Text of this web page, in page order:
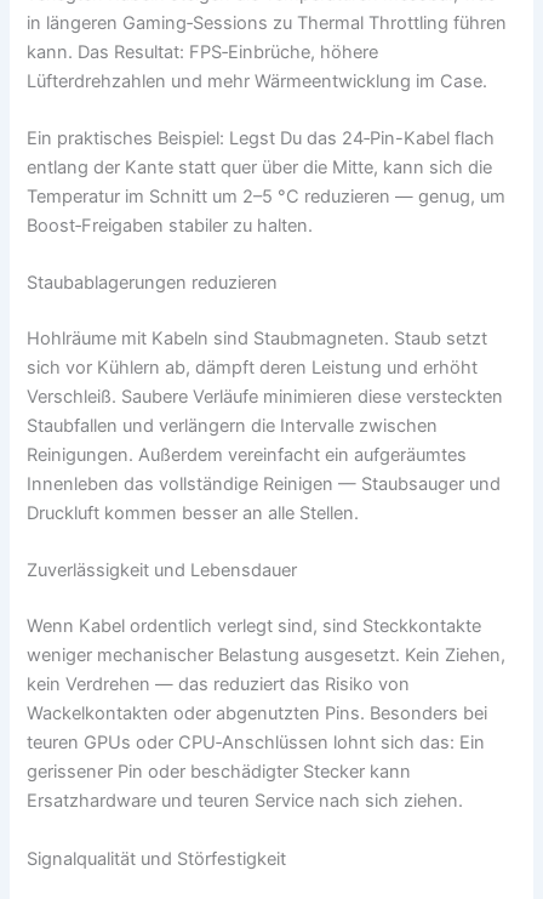
in längeren Gaming‑Sessions zu Thermal Throttling führen
kann. Das Resultat: FPS‑Einbrüche, höhere
Lüfterdrehzahlen und mehr Wärmeentwicklung im Case.
Ein praktisches Beispiel: Legst Du das 24‑Pin-Kabel flach
entlang der Kante statt quer über die Mitte, kann sich die
Temperatur im Schnitt um 2–5 °C reduzieren — genug, um
Boost‑Freigaben stabiler zu halten.
Staubablagerungen reduzieren
Hohlräume mit Kabeln sind Staubmagneten. Staub setzt
sich vor Kühlern ab, dämpft deren Leistung und erhöht
Verschleiß. Saubere Verläufe minimieren diese versteckten
Staubfallen und verlängern die Intervalle zwischen
Reinigungen. Außerdem vereinfacht ein aufgeräumtes
Innenleben das vollständige Reinigen — Staubsauger und
Druckluft kommen besser an alle Stellen.
Zuverlässigkeit und Lebensdauer
Wenn Kabel ordentlich verlegt sind, sind Steckkontakte
weniger mechanischer Belastung ausgesetzt. Kein Ziehen,
kein Verdrehen — das reduziert das Risiko von
Wackelkontakten oder abgenutzten Pins. Besonders bei
teuren GPUs oder CPU‑Anschlüssen lohnt sich das: Ein
gerissener Pin oder beschädigter Stecker kann
Ersatzhardware und teuren Service nach sich ziehen.
Signalqualität und Störfestigkeit